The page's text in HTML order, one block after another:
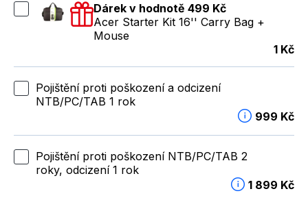
Dárek v hodnotě 499 Kč
Acer Starter Kit 16'' Carry Bag +
Mouse
1 Kč
Pojištění proti poškození a odcizení
NTB/PC/TAB 1 rok
999 Kč
Pojištění proti poškození NTB/PC/TAB 2
roky, odcizení 1 rok
1 899 Kč